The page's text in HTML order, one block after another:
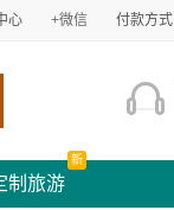
心 +微信 付款方式
制旅游
新